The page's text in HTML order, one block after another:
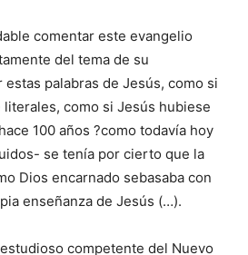
comentar este evangelio
del tema de su
palabras de Jesús, como si
como si Jesús hubiese
100 años ?como todavía hoy
se tenía por cierto que la
Dios encarnado sebasaba con
enseñanza de Jesús (…).
competente del Nuevo